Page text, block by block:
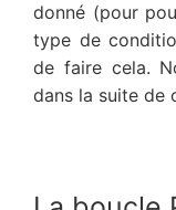
donné (pour
type de
de faire cela.
dans la suite de